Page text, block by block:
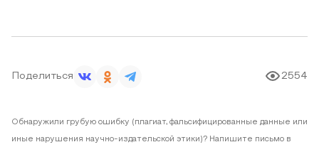
Поделиться 2554
Обнаружили грубую ошибку (плагиат, фальсифицированные данные или
иные нарушения научно-издательской этики)? Напишите письмо в